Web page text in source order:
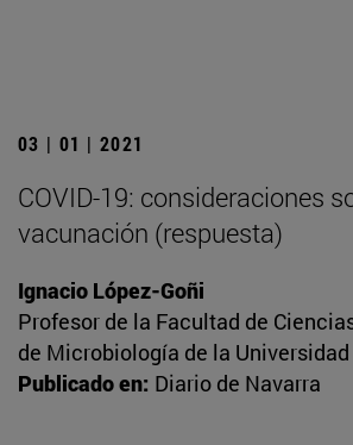
03 | 01 | 2021
COVID-19: consideraciones
vacunación (respuesta)
Ignacio López-Goñi
Profesor de la Facultad de
de Microbiología de la
Publicado en: Diario de Navarra